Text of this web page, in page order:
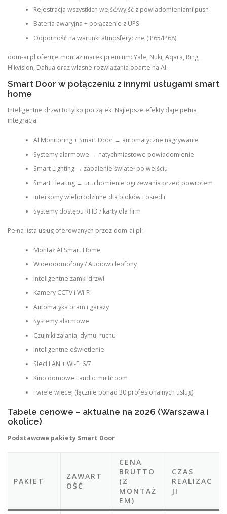
Rejestracja wszystkich wejść/wyjść z powiadomieniami push
Bateria awaryjna + połączenie z UPS
Odporność na warunki atmosferyczne (IP65/IP68)
dom-ai.pl oferuje montaż marek premium: Yale, Nuki, Aqara, Ring,
Hikvision, Dahua oraz własne rozwiązania oparte na AI.
Smart Door w połączeniu z innymi usługami smart
home
Inteligentne drzwi to tylko początek. Najlepsze efekty daje pełna
integracja:
AI Monitoring + Smart Door → automatyczne nagrywanie
Systemy alarmowe → natychmiastowe powiadomienie
Smart Lighting → zapalenie świateł po wejściu
Smart Heating → uruchomienie ogrzewania przed powrotem
Interkomy wielorodzinne dla bloków i osiedli
Systemy dostępu RFID / karty dla firm
Pełna lista usług oferowanych przez dom-ai.pl:
Montaż AI Smart Home
Wideodomofony / Audiowideofony
Inteligentne zamki drzwi
Kamery CCTV i Wi-Fi
Automatyka bram i garaży
Systemy alarmowe
Czujniki zalania, dymu, ruchu
Inteligentne oświetlenie
Sieci LAN + Wi-Fi 6/7
Kino domowe i audio multiroom
i wiele więcej (łącznie ponad 30 profesjonalnych usług)
Tabele cenowe – aktualne na 2026 (Warszawa i
okolice)
Podstawowe pakiety Smart Door
PAKIET
ZAWART
OŚĆ
CENA
BRUTTO
(Z
MONTAŻ
EM)
CZAS
REALIZAC
JI